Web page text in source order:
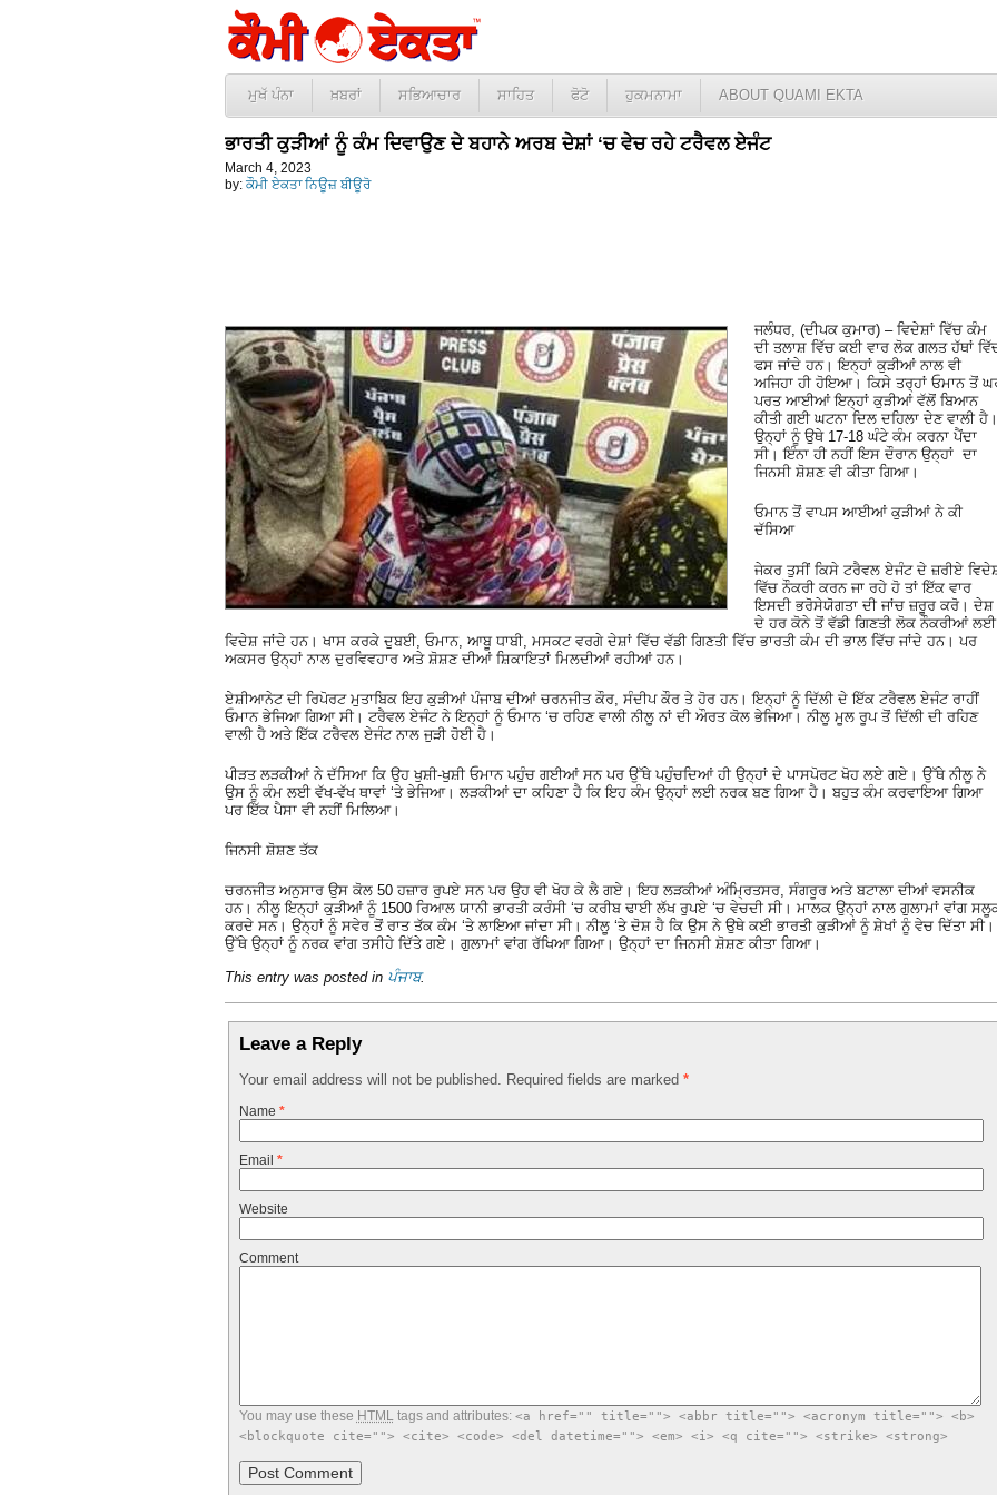
ਮੁਖੱ ਪੰਨਾ ਖ਼ਬਰਾਂ ਸਭਿਆਚਾਰ ਸਾਹਿਤ ਫੋਟੋ ਹੁਕਮਨਾਮਾ ABOUT QUAMI EKTA
ਭਾਰਤੀ ਕੁੜੀਆਂ ਨੂੰ ਕੰਮ ਦਿਵਾਉਣ ਦੇ ਬਹਾਨੇ ਅਰਬ ਦੇਸ਼ਾਂ ‘ਚ ਵੇਚ ਰਹੇ ਟਰੈਵਲ ਏਜੰਟ
March 4, 2023
by: ਕੌਮੀ ਏਕਤਾ ਨਿਊਜ਼ ਬੀਊਰੋ
ਜਲੰਧਰ, (ਦੀਪਕ ਕੁਮਾਰ) – ਵਿਦੇਸ਼ਾਂ ਵਿੱਚ ਕੰਮ
ਦੀ ਤਲਾਸ਼ ਵਿੱਚ ਕਈ ਵਾਰ ਲੋਕ ਗਲਤ ਹੱਥਾਂ
ਫਸ ਜਾਂਦੇ ਹਨ। ਇਨ੍ਹਾਂ ਕੁੜੀਆਂ ਨਾਲ ਵੀ
ਅਜਿਹਾ ਹੀ ਹੋਇਆ। ਕਿਸੇ ਤਰ੍ਹਾਂ ਓਮਾਨ ਤੋਂ
ਪਰਤ ਆਈਆਂ ਇਨ੍ਹਾਂ ਕੁੜੀਆਂ ਵੱਲੋਂ ਬਿਆਨ
ਕੀਤੀ ਗਈ ਘਟਨਾ ਦਿਲ ਦਹਿਲਾ ਦੇਣ ਵਾਲੀ ਹੈ।
ਉਨ੍ਹਾਂ ਨੂੰ ਉਥੇ 17-18 ਘੰਟੇ ਕੰਮ ਕਰਨਾ ਪੈਂਦਾ
ਸੀ। ਇੰਨਾ ਹੀ ਨਹੀਂ ਇਸ ਦੌਰਾਨ ਉਨ੍ਹਾਂ ਦਾ
ਜਿਨਸੀ ਸ਼ੋਸ਼ਣ ਵੀ ਕੀਤਾ ਗਿਆ।
ਓਮਾਨ ਤੋਂ ਵਾਪਸ ਆਈਆਂ ਕੁੜੀਆਂ ਨੇ ਕੀ
ਦੱਸਿਆ
ਜੇਕਰ ਤੁਸੀਂ ਕਿਸੇ ਟਰੈਵਲ ਏਜੰਟ ਦੇ ਜ਼ਰੀਏ
ਵਿੱਚ ਨੌਕਰੀ ਕਰਨ ਜਾ ਰਹੇ ਹੋ ਤਾਂ ਇੱਕ ਵਾਰ
ਇਸਦੀ ਭਰੋਸੇਯੋਗਤਾ ਦੀ ਜਾਂਚ ਜ਼ਰੂਰ ਕਰੋ। ਦੇਸ਼
ਦੇ ਹਰ ਕੋਨੇ ਤੋਂ ਵੱਡੀ ਗਿਣਤੀ ਲੋਕ ਨੌਕਰੀਆਂ ਲਈ
ਵਿਦੇਸ਼ ਜਾਂਦੇ ਹਨ। ਖਾਸ ਕਰਕੇ ਦੁਬਈ, ਓਮਾਨ, ਆਬੂ ਧਾਬੀ, ਮਸਕਟ ਵਰਗੇ ਦੇਸ਼ਾਂ ਵਿੱਚ ਵੱਡੀ ਗਿਣਤੀ ਵਿੱਚ ਭਾਰਤੀ ਕੰਮ ਦੀ ਭਾਲ ਵਿੱਚ ਜਾਂਦੇ ਹਨ। ਪਰ
ਅਕਸਰ ਉਨ੍ਹਾਂ ਨਾਲ ਦੁਰਵਿਵਹਾਰ ਅਤੇ ਸ਼ੋਸ਼ਣ ਦੀਆਂ ਸ਼ਿਕਾਇਤਾਂ ਮਿਲਦੀਆਂ ਰਹੀਆਂ ਹਨ।
ਏਸ਼ੀਆਨੇਟ ਦੀ ਰਿਪੋਰਟ ਮੁਤਾਬਿਕ ਇਹ ਕੁੜੀਆਂ ਪੰਜਾਬ ਦੀਆਂ ਚਰਨਜੀਤ ਕੌਰ, ਸੰਦੀਪ ਕੌਰ ਤੇ ਹੋਰ ਹਨ। ਇਨ੍ਹਾਂ ਨੂੰ ਦਿੱਲੀ ਦੇ ਇੱਕ ਟਰੈਵਲ ਏਜੰਟ ਰਾਹੀਂ
ਓਮਾਨ ਭੇਜਿਆ ਗਿਆ ਸੀ। ਟਰੈਵਲ ਏਜੰਟ ਨੇ ਇਨ੍ਹਾਂ ਨੂੰ ਓਮਾਨ ‘ਚ ਰਹਿਣ ਵਾਲੀ ਨੀਲੂ ਨਾਂ ਦੀ ਔਰਤ ਕੋਲ ਭੇਜਿਆ। ਨੀਲੂ ਮੂਲ ਰੂਪ ਤੋਂ ਦਿੱਲੀ ਦੀ ਰਹਿਣ
ਵਾਲੀ ਹੈ ਅਤੇ ਇੱਕ ਟਰੈਵਲ ਏਜੰਟ ਨਾਲ ਜੁੜੀ ਹੋਈ ਹੈ।
ਪੀੜਤ ਲੜਕੀਆਂ ਨੇ ਦੱਸਿਆ ਕਿ ਉਹ ਖੁਸ਼ੀ-ਖੁਸ਼ੀ ਓਮਾਨ ਪਹੁੰਚ ਗਈਆਂ ਸਨ ਪਰ ਉੱਥੇ ਪਹੁੰਚਦਿਆਂ ਹੀ ਉਨ੍ਹਾਂ ਦੇ ਪਾਸਪੋਰਟ ਖੋਹ ਲਏ ਗਏ। ਉੱਥੇ ਨੀਲੂ ਨੇ
ਉਸ ਨੂੰ ਕੰਮ ਲਈ ਵੱਖ-ਵੱਖ ਥਾਵਾਂ ‘ਤੇ ਭੇਜਿਆ। ਲੜਕੀਆਂ ਦਾ ਕਹਿਣਾ ਹੈ ਕਿ ਇਹ ਕੰਮ ਉਨ੍ਹਾਂ ਲਈ ਨਰਕ ਬਣ ਗਿਆ ਹੈ। ਬਹੁਤ ਕੰਮ ਕਰਵਾਇਆ ਗਿਆ
ਪਰ ਇੱਕ ਪੈਸਾ ਵੀ ਨਹੀਂ ਮਿਲਿਆ।
ਜਿਨਸੀ ਸ਼ੋਸ਼ਣ ਤੱਕ
ਚਰਨਜੀਤ ਅਨੁਸਾਰ ਉਸ ਕੋਲ 50 ਹਜ਼ਾਰ ਰੁਪਏ ਸਨ ਪਰ ਉਹ ਵੀ ਖੋਹ ਕੇ ਲੈ ਗਏ। ਇਹ ਲੜਕੀਆਂ ਅੰਮ੍ਰਿਤਸਰ, ਸੰਗਰੂਰ ਅਤੇ ਬਟਾਲਾ ਦੀਆਂ ਵਸਨੀਕ
ਹਨ। ਨੀਲੂ ਇਨ੍ਹਾਂ ਕੁੜੀਆਂ ਨੂੰ 1500 ਰਿਆਲ ਯਾਨੀ ਭਾਰਤੀ ਕਰੰਸੀ ‘ਚ ਕਰੀਬ ਢਾਈ ਲੱਖ ਰੁਪਏ ‘ਚ ਵੇਚਦੀ ਸੀ। ਮਾਲਕ ਉਨ੍ਹਾਂ ਨਾਲ ਗੁਲਾਮਾਂ ਵਾਂਗ
ਕਰਦੇ ਸਨ। ਉਨ੍ਹਾਂ ਨੂੰ ਸਵੇਰ ਤੋਂ ਰਾਤ ਤੱਕ ਕੰਮ ‘ਤੇ ਲਾਇਆ ਜਾਂਦਾ ਸੀ। ਨੀਲੂ ‘ਤੇ ਦੋਸ਼ ਹੈ ਕਿ ਉਸ ਨੇ ਉਥੇ ਕਈ ਭਾਰਤੀ ਕੁੜੀਆਂ ਨੂੰ ਸ਼ੇਖਾਂ ਨੂੰ ਵੇਚ ਦਿੱਤਾ ਸੀ।
ਉੱਥੇ ਉਨ੍ਹਾਂ ਨੂੰ ਨਰਕ ਵਾਂਗ ਤਸੀਹੇ ਦਿੱਤੇ ਗਏ। ਗੁਲਾਮਾਂ ਵਾਂਗ ਰੱਖਿਆ ਗਿਆ। ਉਨ੍ਹਾਂ ਦਾ ਜਿਨਸੀ ਸ਼ੋਸ਼ਣ ਕੀਤਾ ਗਿਆ।
This entry was posted in ਪੰਜਾਬ.
Leave a Reply
Your email address will not be published. Required fields are marked *
Name *
Email *
Website
Comment
You may use these HTMLtags and attributes: <a href="" title=""> <abbr title=""> <acronym title=""> <b>
<blockquote cite=""> <cite> <code> <del datetime=""> <em> <i> <q cite=""> <strike> <strong>